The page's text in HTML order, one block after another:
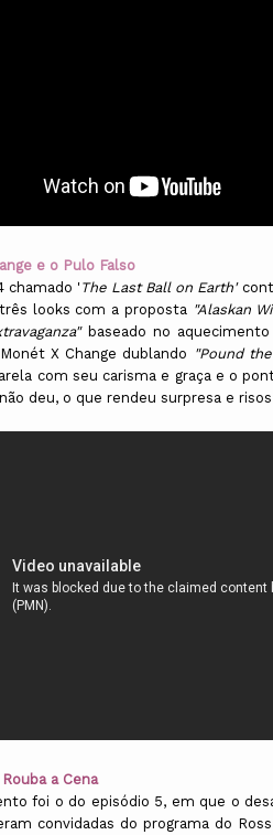
e o Pulo Falso
chamado ' The Last Ball on Earth'
looks com a proposta "Alaskan
baseado no
X Change dublando "Pound
com seu carisma e graça e o
deu, o que rendeu surpresa e
a Cena
foi o do episódio 5, em que o
convidadas do programa do